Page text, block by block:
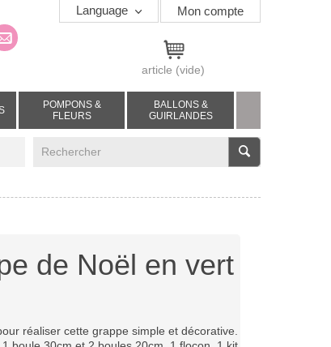
Mon compte
Language
article (vide)
POMPONS &
FLEURS
BALLONS &
GUIRLANDES
V
de Noël en vert
réaliser cette grappe simple et décorative.